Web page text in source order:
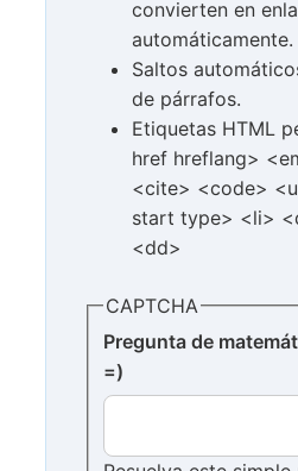
convierten en
automáticamente.
Saltos
de párrafos.
Etiquetas HTML
href hreflang>
<cite> <code>
start type> <li>
<dd>
CAPTCHA
Pregunta de matemáticas
=)